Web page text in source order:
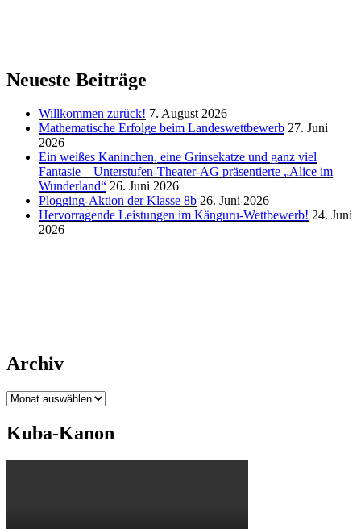
Neueste Beiträge
Willkommen zurück! 7. August 2026
Mathematische Erfolge beim Landeswettbewerb 27. Juni
2026
Ein weißes Kaninchen, eine Grinsekatze und ganz viel
Fantasie – Unterstufen-Theater-AG präsentierte „Alice im
Wunderland“ 26. Juni 2026
Plogging-Aktion der Klasse 8b 26. Juni 2026
Hervorragende Leistungen im Känguru-Wettbewerb! 24. Juni
2026
Archiv
Archiv
Kuba-Kanon